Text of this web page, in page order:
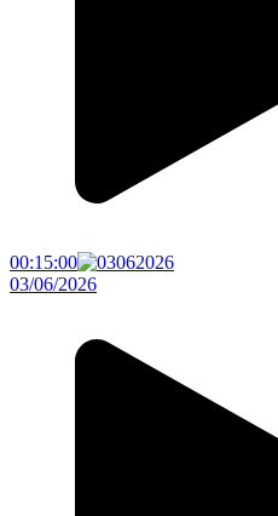
00:15:00
03/06/2026